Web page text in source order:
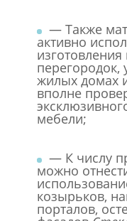
— Также
активно
перегородок,
жилых домах
вполне
мебели;
— К числу
можно
козырьков,
порталов,